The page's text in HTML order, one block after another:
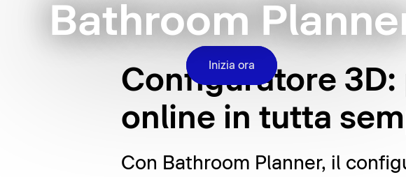
Bathroom
Inizia ora
Configuratore
online in tutta
Con Bathroom Planner, il